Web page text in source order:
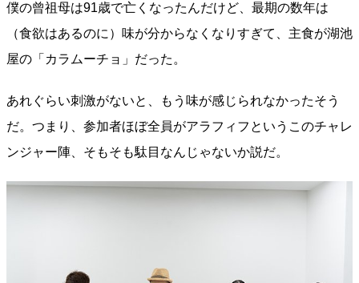
僕の曾祖母は91歳で亡くなったんだけど、最期の数年は
（食欲はあるのに）味が分からなくなりすぎて、主食が湖池
屋の「カラムーチョ」だった。
あれぐらい刺激がないと、もう味が感じられなかったそう
だ。つまり、参加者ほぼ全員がアラフィフというこのチャレ
ンジャー陣、そもそも駄目なんじゃないか説だ。